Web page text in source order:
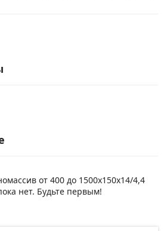
от 400 до 1500х150х14/4,4
нет. Будьте первым!